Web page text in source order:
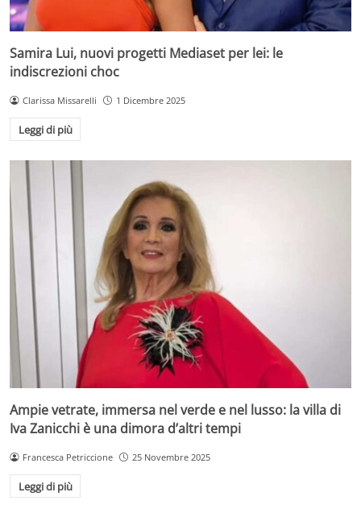
Samira Lui, nuovi progetti Mediaset per lei: le
indiscrezioni choc
Clarissa Missarelli 1 Dicembre 2025
Leggi di più
Ampie vetrate, immersa nel verde e nel lusso: la villa di
Iva Zanicchi è una dimora d’altri tempi
Francesca Petriccione 25 Novembre 2025
Leggi di più